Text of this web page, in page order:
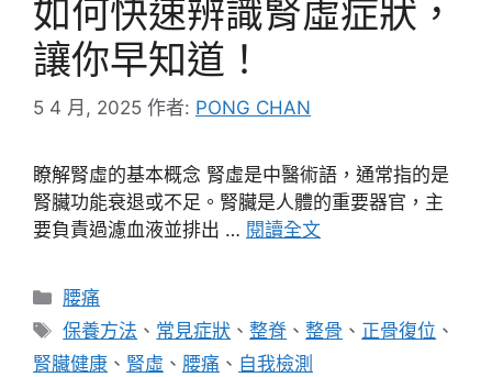
如何快速辨識腎虛症狀，
讓你早知道！
5 4 月, 2025 作者: PONG CHAN
瞭解腎虛的基本概念 腎虛是中醫術語，通常指的是
腎臟功能衰退或不足。腎臟是人體的重要器官，主
要負責過濾血液並排出 … 閱讀全文
分
類
腰痛
標
籤
保養方法 、 常見症狀 、整脊 、整骨 、 正骨復位 、
腎臟健康 、 腎虛 、 腰痛 、 自我檢測